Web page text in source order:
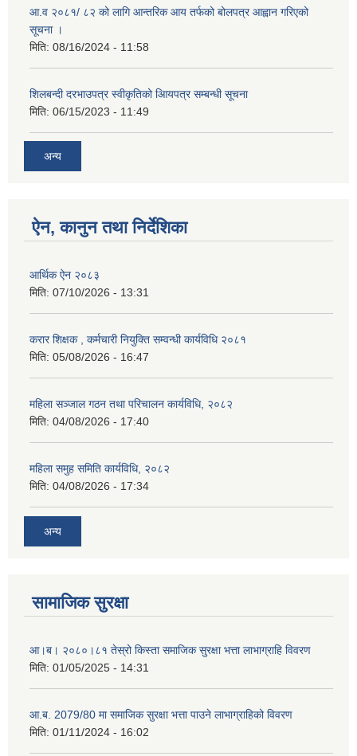
आ.व २०८१/ ८२ को लागि आन्तरिक आय तर्फको बोलपत्र आह्वान गरिएको
सूचना ।
मिति: 08/16/2024 - 11:58
शिलबन्दी दरभाउपत्र स्वीकृतिको आियपत्र सम्बन्धी सूचना
मिति: 06/15/2023 - 11:49
अन्य
ऐन, कानुन तथा निर्देशिका
आर्थिक ऐन २०८३
मिति: 07/10/2026 - 13:31
करार शिक्षक , कर्मचारी नियुक्ति सम्वन्धी कार्यविधि २०८१
मिति: 05/08/2026 - 16:47
महिला सञ्जाल गठन तथा परिचालन कार्यविधि, २०८२
मिति: 04/08/2026 - 17:40
महिला समुह समिति कार्यविधि, २०८२
मिति: 04/08/2026 - 17:34
अन्य
सामाजिक सुरक्षा
आ।ब। २०८०।८१ तेस्रो किस्ता समाजिक सुरक्षा भत्ता लाभाग्राहि विवरण
मिति: 01/05/2025 - 14:31
आ.ब. 2079/80 मा समाजिक सुरक्षा भत्ता पाउने लाभाग्राहिको विवरण
मिति: 01/11/2024 - 16:02